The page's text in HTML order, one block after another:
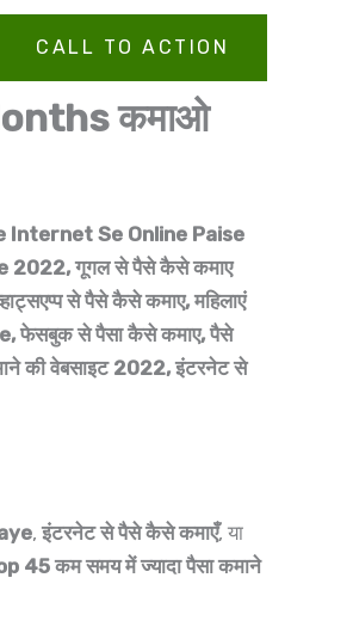
CALL TO ACTION
कमाओ
Internet Se Online Paise
2022, गूगल से पैसे कैसे कमाए
से पैसे कैसे कमाए, महिलाएं
फेसबुक से पैसा कैसे कमाए, पैसे
की वेबसाइट 2022, इंटरनेट से
, इंटरनेट से पैसे कैसे कमाएँ, या
45 कम समय में ज्यादा पैसा कमाने